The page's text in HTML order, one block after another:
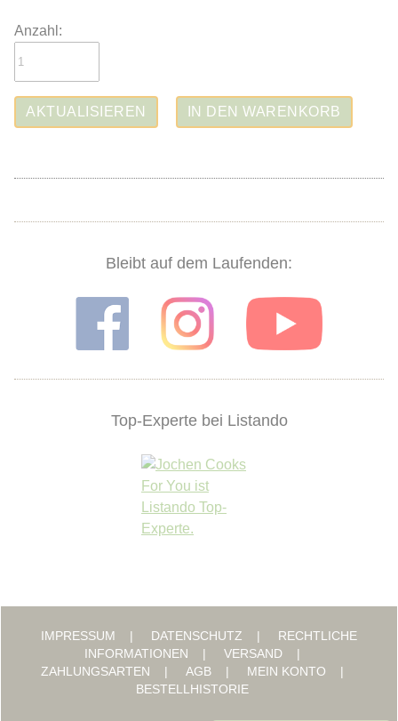
Anzahl:
Bleibt auf dem Laufenden:
Top-Experte bei Listando
IMPRESSUM DATENSCHUTZ
RECHTLICHE
INFORMATIONEN
VERSAND
ZAHLUNGSARTEN
AGB
MEIN KONTO
BESTELLHISTORIE